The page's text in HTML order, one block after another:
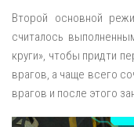
Второй основной
считалось
круги», чтобы придти
врагов, а чаще всего
врагов и после этого